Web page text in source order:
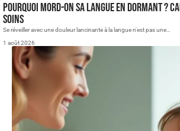
Pourquoi mord-on sa langue en dormant ?
soins
Se réveiller avec une douleur lancinante à la langue n'est pas une
1 août 2026